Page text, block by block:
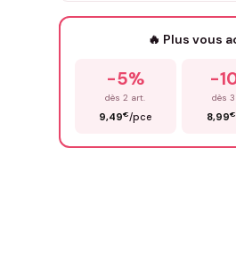
🔥 Plus vous
-5%
dès 2 art.
9,49€/pce
-
dès
8,99€